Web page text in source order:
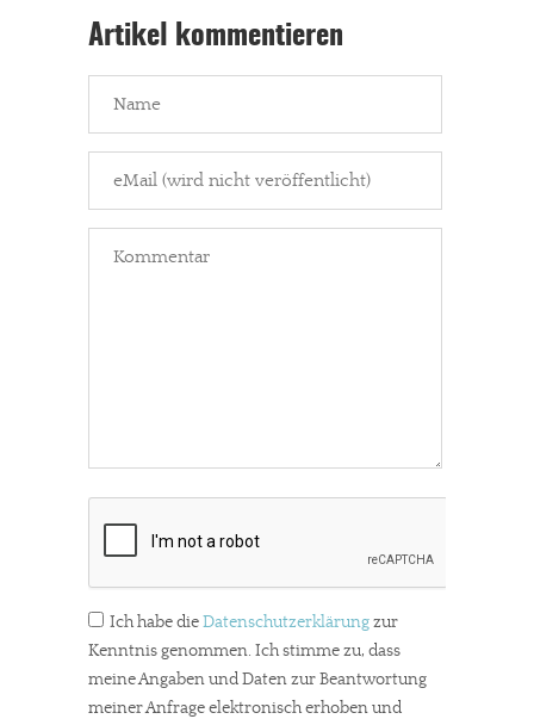
Artikel kommentieren
Ich habe dieDatenschutzerklärungzur
Kenntnis genommen. Ich stimme zu, dass
meine Angaben und Daten zur Beantwortung
meiner Anfrage elektronisch erhoben und